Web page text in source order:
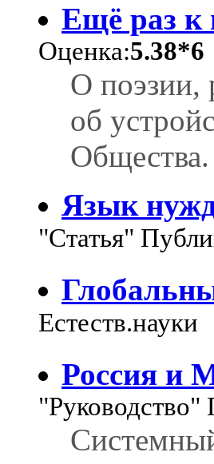
Ещё раз к
Оценка:5.38*6
О поэзии,
об
Общества.
Язык
"Статья"
Естеств.науки
Россия и
"Руководство"